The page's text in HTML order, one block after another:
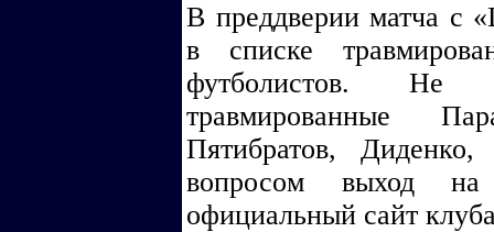
В преддверии матча с
в списке
футболистов. Не
травмированные
Пятибратов,
вопросом выход на
официальный сайт